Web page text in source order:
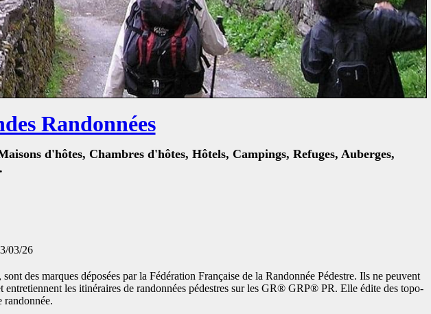
Randonnées
d'hôtes, Chambres d'hôtes, Hôtels, Campings, Refuges, Auberges,
03/26
des marques déposées par la Fédération Française de la Randonnée Pédestre. Ils ne peuvent
les itinéraires de randonnées pédestres sur les GR® GRP® PR. Elle édite des topo-
randonnée.